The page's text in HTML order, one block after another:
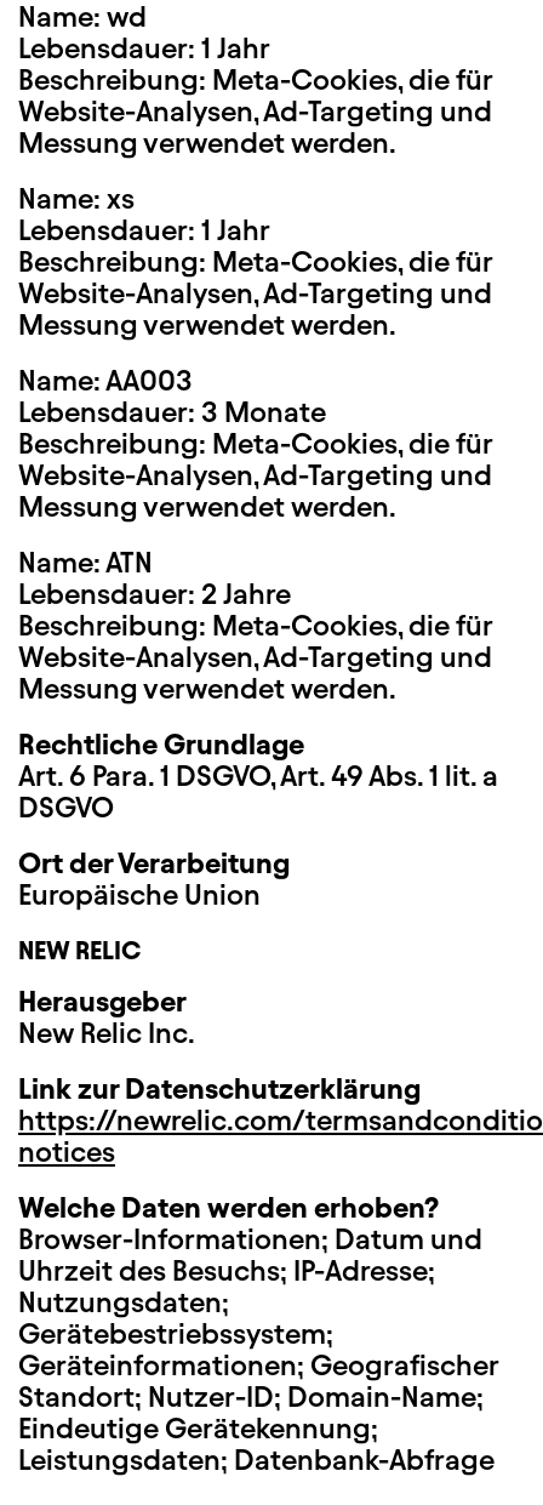
Name: wd
Lebensdauer: 1 Jahr
Beschreibung: Meta-Cookies, die für
Website-Analysen, Ad-Targeting und
Messung verwendet werden.
Name: xs
Lebensdauer: 1 Jahr
Beschreibung: Meta-Cookies, die für
Website-Analysen, Ad-Targeting und
Messung verwendet werden.
Name: AA003
Lebensdauer: 3 Monate
Beschreibung: Meta-Cookies, die für
Website-Analysen, Ad-Targeting und
Messung verwendet werden.
Name: ATN
Lebensdauer: 2 Jahre
Beschreibung: Meta-Cookies, die für
Website-Analysen, Ad-Targeting und
Messung verwendet werden.
Rechtliche Grundlage
Art. 6 Para. 1 DSGVO, Art. 49 Abs. 1 lit. a
DSGVO
Ort der Verarbeitung
Europäische Union
NEW RELIC
Herausgeber
New Relic Inc.
Link zur Datenschutzerklärung
https://newrelic.com/
notices
Welche Daten werden erhoben?
Browser-Informationen; Datum und
Uhrzeit des Besuchs; IP-Adresse;
Nutzungsdaten;
Gerätebestriebssystem;
Geräteinformationen; Geografischer
Standort; Nutzer-ID; Domain-Name;
Eindeutige Gerätekennung;
Leistungsdaten; Datenbank-Abfrage